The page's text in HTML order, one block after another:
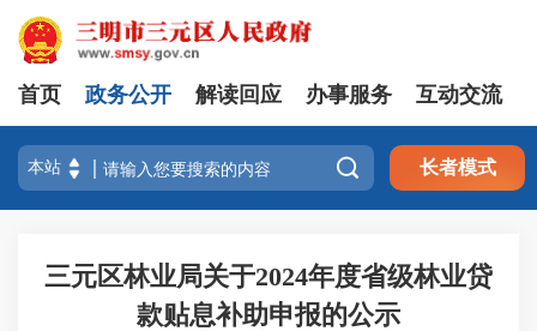
首页 政务公开 解读回应 办事服务 互动交流
 长者模式
三元区林业局关于2024年度省级林业贷
款贴息补助申报的公示